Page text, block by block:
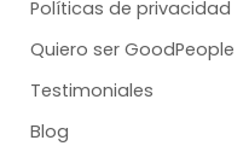
Políticas de privacidad
Quiero ser GoodPeople
Testimoniales
Blog